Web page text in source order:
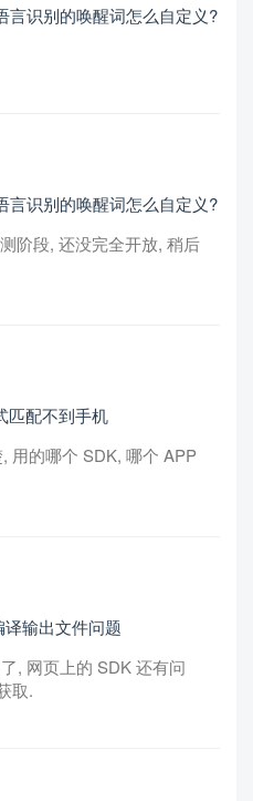
言识别的唤醒词怎么自定义?
言识别的唤醒词怎么自定义?
阶段, 还没完全开放, 稍后
匹配不到手机
用的哪个 SDK, 哪个 APP
输出文件问题
, 网页上的 SDK 还有问
取.